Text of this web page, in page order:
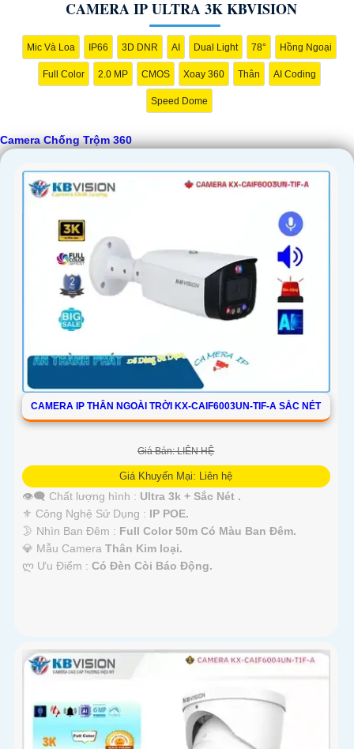
CAMERA IP ULTRA 3K KBVISION
Mic Và Loa IP66 3D DNR AI Dual Light 78° Hồng Ngoại
Full Color 2.0 MP CMOS Xoay 360 Thân AI Coding
Speed Dome
Camera Chống Trộm 360
CAMERA IP THÂN NGOÀI TRỜI KX-CAIF6003UN-TIF-A SẮC NÉT
Giá Bán: LIÊN HỆ
Giá Khuyến Mại: Liên hệ
👁️‍🗨 Chất lượng hình : Ultra 3k + Sắc Nét .
⚜️ Công Nghệ Sử Dụng : IP POE.
🌛 Nhìn Ban Đêm : Full Color 50m Có Màu Ban Ðêm.
💎 Mẫu Camera Thân Kim loại.
️ლ Ưu Điểm : Có Ðèn Còi Báo Động.